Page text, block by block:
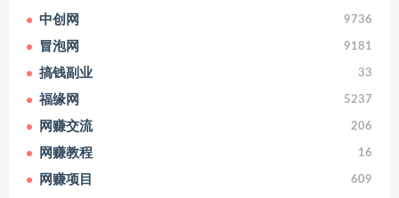
中创网 9736
冒泡网 9181
搞钱副业 33
福缘网 5237
网赚交流 206
网赚教程 16
网赚项目 609